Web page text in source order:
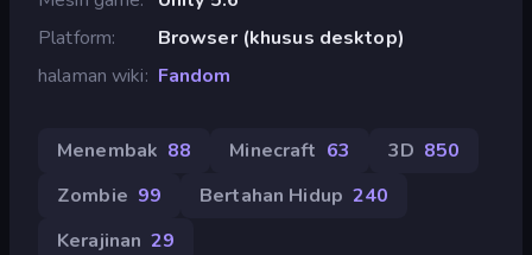
Platform
Browser (khusus desktop)
halaman wiki
Fandom
Menembak 88 Minecraft 63 3D 850
Zombie 99 Bertahan Hidup 240
Kerajinan 29